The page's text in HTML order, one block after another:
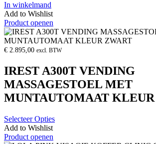
In winkelmand
Add to Wishlist
Product openen
€ 2.895,00 excl. BTW
IREST A300T VENDING
MASSAGESTOEL MET
MUNTAUTOMAAT
Selecteer Opties
Add to Wishlist
Product openen